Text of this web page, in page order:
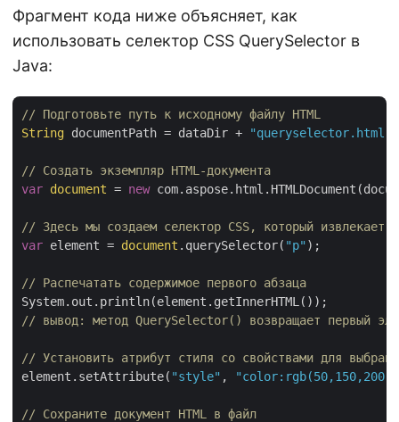
Фрагмент кода ниже объясняет, как
использовать селектор CSS QuerySelector в
Java:
// Подготовьте путь к исходному файлу HTML
String documentPath = dataDir + "queryselector.html"
// Создать экземпляр HTML-документа
var document = new
// Здесь мы создаем селектор CSS, который извлекает
var element = document .querySelector( "p" );
// Распечатать содержимое первого абзаца
// вывод: метод QuerySelector() возвращает первый
// Установить атрибут стиля со свойствами
element.setAttribute( "style" ,
// Сохраните документ HTML в файл